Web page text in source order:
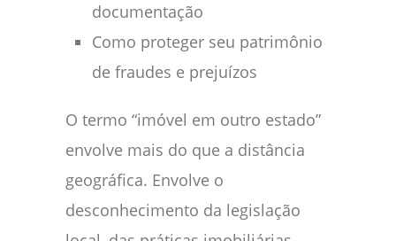
documentação
Como proteger seu patrimônio
de fraudes e prejuízos
O termo “imóvel em outro estado”
envolve mais do que a distância
geográfica. Envolve o
desconhecimento da legislação